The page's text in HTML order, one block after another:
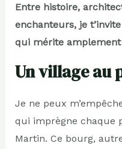
Entre histoire,
enchanteurs, je
qui mérite
Un village au
Je ne peux
qui imprègne chaque
Martin. Ce bourg,